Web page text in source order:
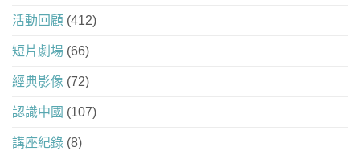
活動回顧 (412)
短片劇場 (66)
經典影像 (72)
認識中國 (107)
講座紀錄 (8)